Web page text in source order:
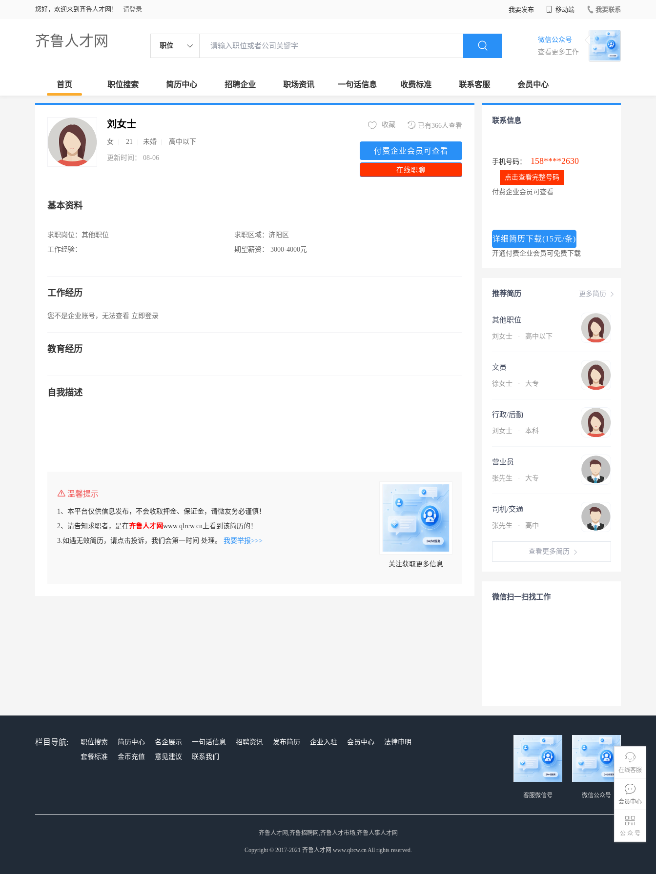
您好，欢迎来到齐鲁人才网！ 请登录 我要发布 移动端 我要联系
齐鲁人才网 职位
微信公众号
查看更多工作
首页 职位搜索 简历中心 招聘企业 职场资讯 一句话信息 收费标准 联系客服 会员中心
在线客服
会员中心
公 众 号
刘女士
女 21 未婚 高中以下
更新时间： 08-06
已有366人查看
收藏
付费企业会员可查看
在线职聊
基本资料
求职岗位： 其他职位
工作经验：
求职区域： 济阳区
期望薪资：
3000-4000元
工作经历
您不是企业账号，无法查看 立即登录
教育经历
自我描述
温馨提示
1、本平台仅供信息发布，不会收取押金、保证金，请微友务必谨慎！
2、请告知求职者，是在齐鲁人才网www.qlrcw.cn上看到该简历的！
3.如遇无效简历，请点击投诉，我们会第一时间 处理。 我要举报>>>
关注获取更多信息
联系信息
手机号码： 158****2630
点击查看完整号码
付费企业会员可查看
详细简历下载(15元/条)
开通付费企业会员可免费下载
更多简历
推荐简历
其他职位
刘女士 · 高中以下
文员
徐女士 · 大专
行政/后勤
刘女士 · 本科
营业员
张先生 · 大专
司机/交通
张先生 · 高中
查看更多简历
微信扫一扫找工作
栏目导航: 职位搜索 简历中心 名企展示 一句话信息 招聘资讯 发布简历 企业入驻 会员中心
法律申明
套餐标准
金币充值 意见建议 联系我们
微信公众号
客服微信号
齐鲁人才网,齐鲁招聘网,齐鲁人才市场,齐鲁人事人才网
Copyright © 2017-2021 齐鲁人才网 www.qlrcw.cn All rights reserved.